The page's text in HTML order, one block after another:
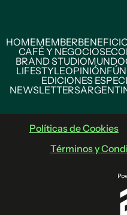
HOMEMEMBER
CAFÉ Y NEGOCIOS
BRAND STUDIOMUNDO
LIFESTYLEOPINIÓN
EDICIONES
NEWSLETTERS
Políticas de Cookies
Términos y